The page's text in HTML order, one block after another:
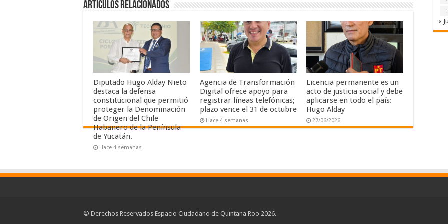
Artículos relacionados
Diputado Hugo Alday Nieto
destaca la defensa
constitucional que permitió
proteger la Denominación
de Origen del Chile
Habanero de la Península
de Yucatán.
Hace 4 semanas
Agencia de Transformación
Digital ofrece apoyo para
registrar líneas telefónicas;
plazo vence el 31 de octubre
Hace 4 semanas
Licencia permanente es un
acto de justicia social y debe
aplicarse en todo el país:
Hugo Alday
27/06/2026
« Jul
© Derechos Reservados Espacio Ciudadano de Quintana Roo 2026.